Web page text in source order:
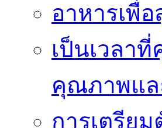
อาหารเพื่
เป็นเวลา
คุณภาพแล
การเตรีย